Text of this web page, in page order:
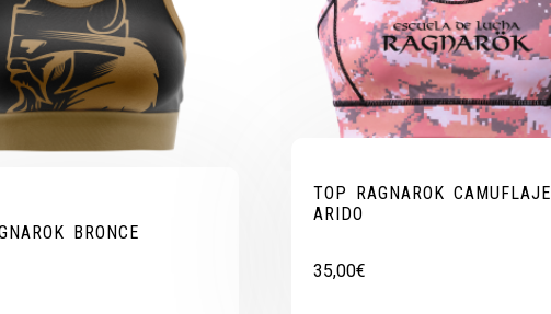
BRONCE
TOP RAGNAROK CAMUFLAJE
ARIDO
35,00€